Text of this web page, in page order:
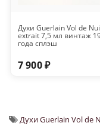
Духи Guerlain Vol de
extrait 7,5 мл винтаж
года сплэш
7 900 ₽
Духи Guerlain Vol de